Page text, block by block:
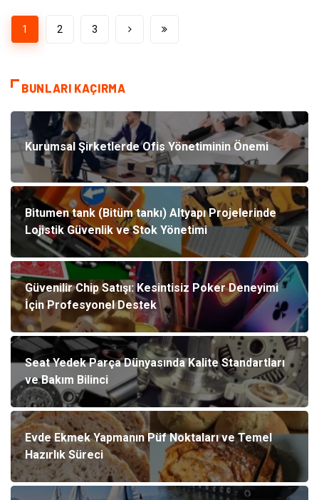
1 2 3
BUNLARI KAÇIRMA
Kurumsal Şirketlerde Ofis Yönetiminin Önemi
Bitumen tank (Bitüm tankı) Altyapı Projelerinde
Lojistik Güvenlik ve Stok Yönetimi
Güvenilir Chip Satışı: Kesintisiz Poker Deneyimi
İçin Profesyonel Destek
Seat Yedek Parça Dünyasında Kalite Standartları
ve Bakım Bilinci
Evde Ekmek Yapmanın Püf Noktaları ve Temel
Hazırlık Süreci